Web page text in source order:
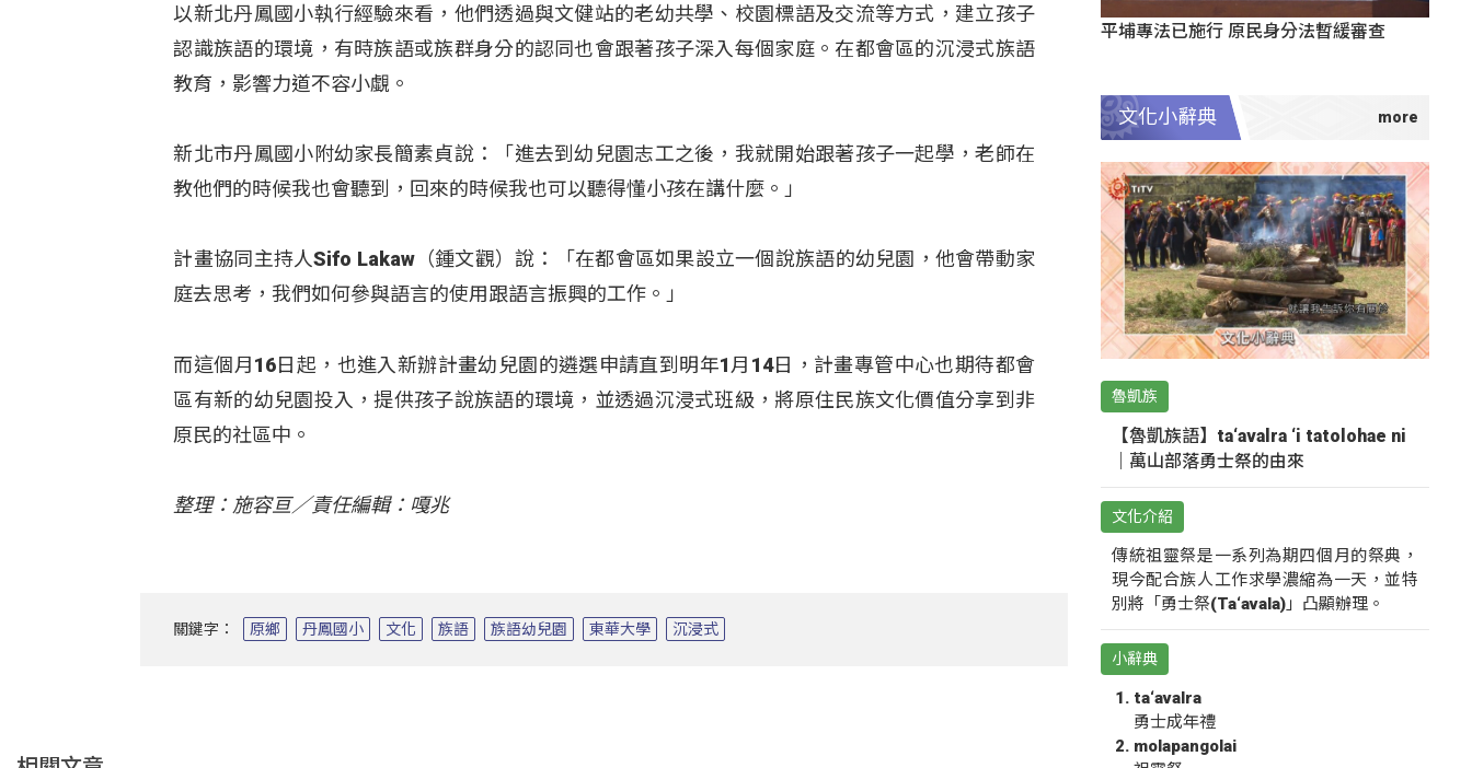
以新北丹鳳國小執行經驗來看，他們透過與文健站的老幼共學、校園標語及交流等方式，建立孩子
認識族語的環境，有時族語或族群身分的認同也會跟著孩子深入每個家庭。在都會區的沉浸式族語
教育，影響力道不容小覷。
新北市丹鳳國小附幼家長簡素貞說：「進去到幼兒園志工之後，我就開始跟著孩子一起學，老師在
教他們的時候我也會聽到，回來的時候我也可以聽得懂小孩在講什麼。」
計畫協同主持人Sifo Lakaw（鍾文觀）說：「在都會區如果設立一個說族語的幼兒園，他會帶動家
庭去思考，我們如何參與語言的使用跟語言振興的工作。」
而這個月16日起，也進入新辦計畫幼兒園的遴選申請直到明年1月14日，計畫專管中心也期待都會
區有新的幼兒園投入，提供孩子說族語的環境，並透過沉浸式班級，將原住民族文化價值分享到非
原民的社區中。
整理：施容亘／責任編輯：嘎兆
關鍵字： 原鄉 丹鳳國小 文化 族語 族語幼兒園 東華大學 沉浸式
平埔專法已施行 原民身分法暫緩審查
文化小辭典
魯凱族
【魯凱族語】ta‘avalra ‘i tatolohae ni
｜萬山部落勇士祭的由來
文化介紹
傳統祖靈祭是一系列為期四個月的祭典，
現今配合族人工作求學濃縮為一天，並特
別將「勇士祭(Ta‘avala)」凸顯辦理。
小辭典
ta‘avalra
勇士成年禮
molapangolai